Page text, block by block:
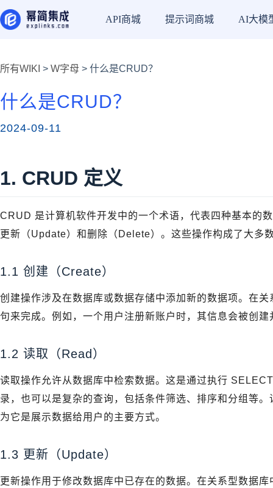
API商城 提示词商城 AI大模
所有WIKI > W字母 > 什么是CRUD？
什么是CRUD？
2024-09-11
1. CRUD 定义
CRUD 是计算机软件开发中的一个术语，代表四种基本的
更新（Update）和删除（Delete）。这些操作构成了大多
1.1 创建（Create）
创建操作涉及在数据库或数据存储中添加新的数据项。在
句来完成。例如，一个用户注册新账户时，其信息会被创
1.2 读取（Read）
读取操作允许从数据库中检索数据。这是通过执行
录，也可以是复杂的查询，包括条件筛选、排序和分组等
为它是展示数据给用户的主要方式。
1.3 更新（Update）
更新操作用于修改数据库中已存在的数据。在关系型数据